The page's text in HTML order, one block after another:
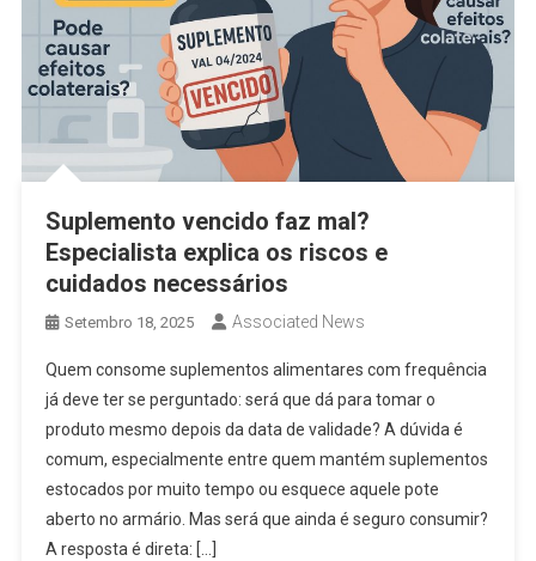
Suplemento vencido faz mal?
Especialista explica os riscos e
cuidados necessários
Setembro 18, 2025 Associated News
Quem consome suplementos alimentares com frequência
já deve ter se perguntado: será que dá para tomar o
produto mesmo depois da data de validade? A dúvida é
comum, especialmente entre quem mantém suplementos
estocados por muito tempo ou esquece aquele pote
aberto no armário. Mas será que ainda é seguro consumir?
A resposta é direta: […]